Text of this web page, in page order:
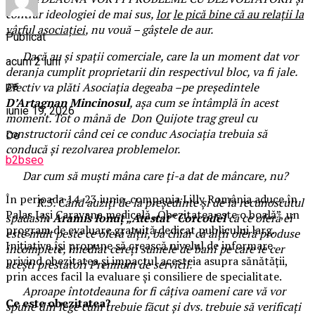
contrar ideologiei de mai sus,lorle pică bine că au relații la
vârful asociației, nu vouă – gâștele de aur.
Dacă au și spații comerciale, care la un moment dat vor
deranja cumplit proprietarii din respectivul bloc, va fi jale.
Efectiv va plăti Asociația degeaba –pe președintele
D’Artagnan Mincinosul, așa cum se întâmplă în acest
moment. Tot o mână de Don Quijote trag greul cu
constructorii când cei ce conduc Asociația trebuia să
conducă și rezolvarea problemelor.
Dar cum să muști mâna care ți-a dat de mâncare, nu?
R.5. Când auziți de la președinte și de la recunoscutul
spadasinAramis Ionuț „Atestat” Corcodelcă ce oferă ei
este mult peste ce oferă alții, ba chiar că alții oferă produse
incomplete, imediat cereți sumele de bani pe care le cer
acești prestatori Premium de servicii.
Aproape întotdeauna for fi câțiva oameni care vă vor
spune din lege cum trebuie făcut și dvs. trebuie să verificați
Publicat
acum 2 luni
pe
iunie 19, 2026
De
b2bseo
În perioada 14-23 iunie, compania Lilly România aduce în
Palas Iași Caravana medicală „Obezitatea este o boală”, un
program de evaluare gratuită dedicat publicului larg.
Inițiativa își propune să crească nivelul de informare
privind obezitatea și impactul acesteia asupra sănătății,
prin acces facil la evaluare și consiliere de specialitate.
Ce este obezitatea?